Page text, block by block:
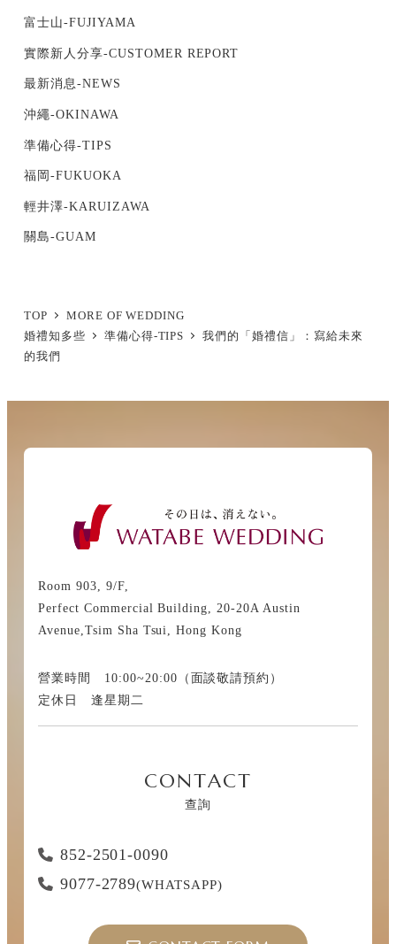
富士山-FUJIYAMA
實際新人分享-CUSTOMER REPORT
最新消息-NEWS
沖繩-OKINAWA
準備心得-TIPS
福岡-FUKUOKA
輕井澤-KARUIZAWA
關島-GUAM
TOP
MORE OF WEDDING
婚禮知多些
準備心得-TIPS
我們的「婚禮信」：寫給未來
的我們
Room 903, 9/F,
Perfect Commercial Building, 20-20A Austin
Avenue,Tsim Sha Tsui, Hong Kong
營業時間 10:00~20:00（面談敬請預約）
定休日 逢星期二
CONTACT
查詢
852-2501-0090
9077-2789(WHATSAPP)